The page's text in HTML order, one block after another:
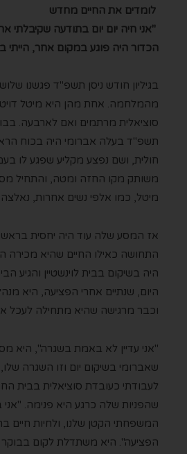
לומדים את החיים מחדש
"אני חיה יום יום בתודעה שקיבלתי
הכדור היה פוגע במקום אחר,
בגיליון חודש ניסן תשפ"ד פגשנו
סוציאלית מרתמים ואם לארבעה.
תשפ"ד בעלה אברומי היה בכוח
חולית, ושם נפצע מקליע שפגע לו
משותק מקו החזה ומטה, והתחיל
מיטל, כמו אלפי נשים אחרות,
אז המסע שלה עוד היה יחסית
התחושה כאילו החיים שהיא מכירה
היה בשיקום בבית לוינשטיין והגיע
היום, שנתיים אחרי הפציעה, היא
וכבר מרגישה שהיא מתחילה לעכל את
"אני עדיין לא באמת בשגרה", היא
שאברומי בשיקום יום וזו השגרה שלו,
לעבודתי כעובדת סוציאלית בבית
שהפניות שלה כרגע היא פנימה.
המשפחתי הקטן שלנו, ולחיות חיים
הפציעה". היא משתדלת לקום בבוקר